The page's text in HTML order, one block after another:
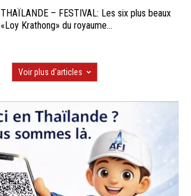
THAÏLANDE – FESTIVAL: Les six plus beaux
«Loy Krathong» du royaume...
Voir plus d'articles